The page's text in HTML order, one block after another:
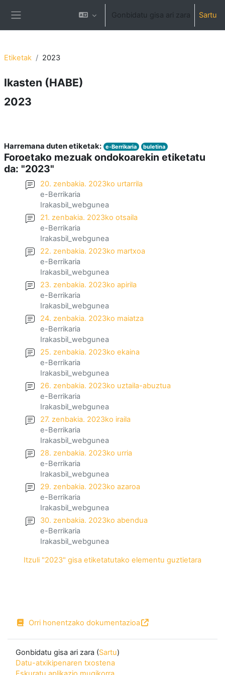
Joan eduki nagusira zuzenean
Gonbidatu gisa ari zara Sartu
Etiketak 2023
Ikasten (HABE)
2023
Harremana duten etiketak: e-Berrikaria buletina
Foroetako mezuak ondokoarekin etiketatu
da: "2023"
20. zenbakia. 2023ko urtarrila
e-Berrikaria
Irakasbil_webgunea
21. zenbakia. 2023ko otsaila
e-Berrikaria
Irakasbil_webgunea
22. zenbakia. 2023ko martxoa
e-Berrikaria
Irakasbil_webgunea
23. zenbakia. 2023ko apirila
e-Berrikaria
Irakasbil_webgunea
24. zenbakia. 2023ko maiatza
e-Berrikaria
Irakasbil_webgunea
25. zenbakia. 2023ko ekaina
e-Berrikaria
Irakasbil_webgunea
26. zenbakia. 2023ko uztaila-abuztua
e-Berrikaria
Irakasbil_webgunea
27. zenbakia. 2023ko iraila
e-Berrikaria
Irakasbil_webgunea
28. zenbakia. 2023ko urria
e-Berrikaria
Irakasbil_webgunea
29. zenbakia. 2023ko azaroa
e-Berrikaria
Irakasbil_webgunea
30. zenbakia. 2023ko abendua
e-Berrikaria
Irakasbil_webgunea
Itzuli "2023" gisa etiketatutako elementu guztietara
Orri honentzako dokumentazioa
Gonbidatu gisa ari zara (Sartu)
Datu-atxikipenaren txostena